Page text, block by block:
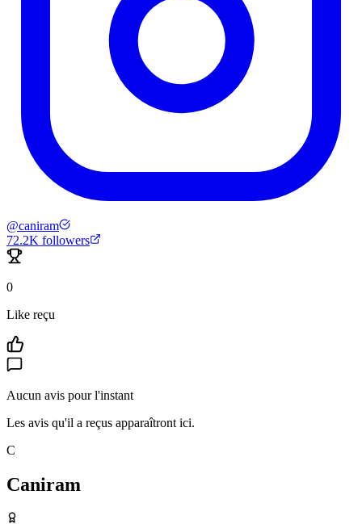
@caniram
72.2K followers
0
Like reçu
Aucun avis pour l'instant
Les avis qu'il a reçus apparaîtront ici.
C
Caniram